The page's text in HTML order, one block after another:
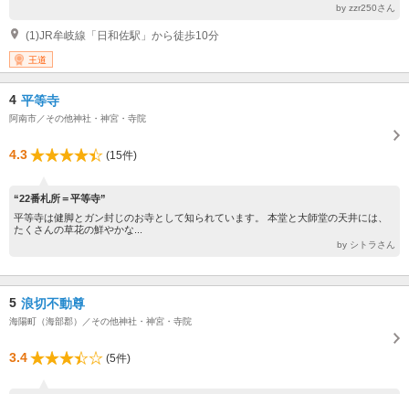
by zzr250さん
(1)JR牟岐線「日和佐駅」から徒歩10分
王道
4 平等寺
阿南市／その他神社・神宮・寺院
4.3 (15件)
“22番札所＝平等寺”
平等寺は健脚とガン封じのお寺として知られています。 本堂と大師堂の天井には、
たくさんの草花の鮮やかな...
by シトラさん
5 浪切不動尊
海陽町（海部郡）／その他神社・神宮・寺院
3.4 (5件)